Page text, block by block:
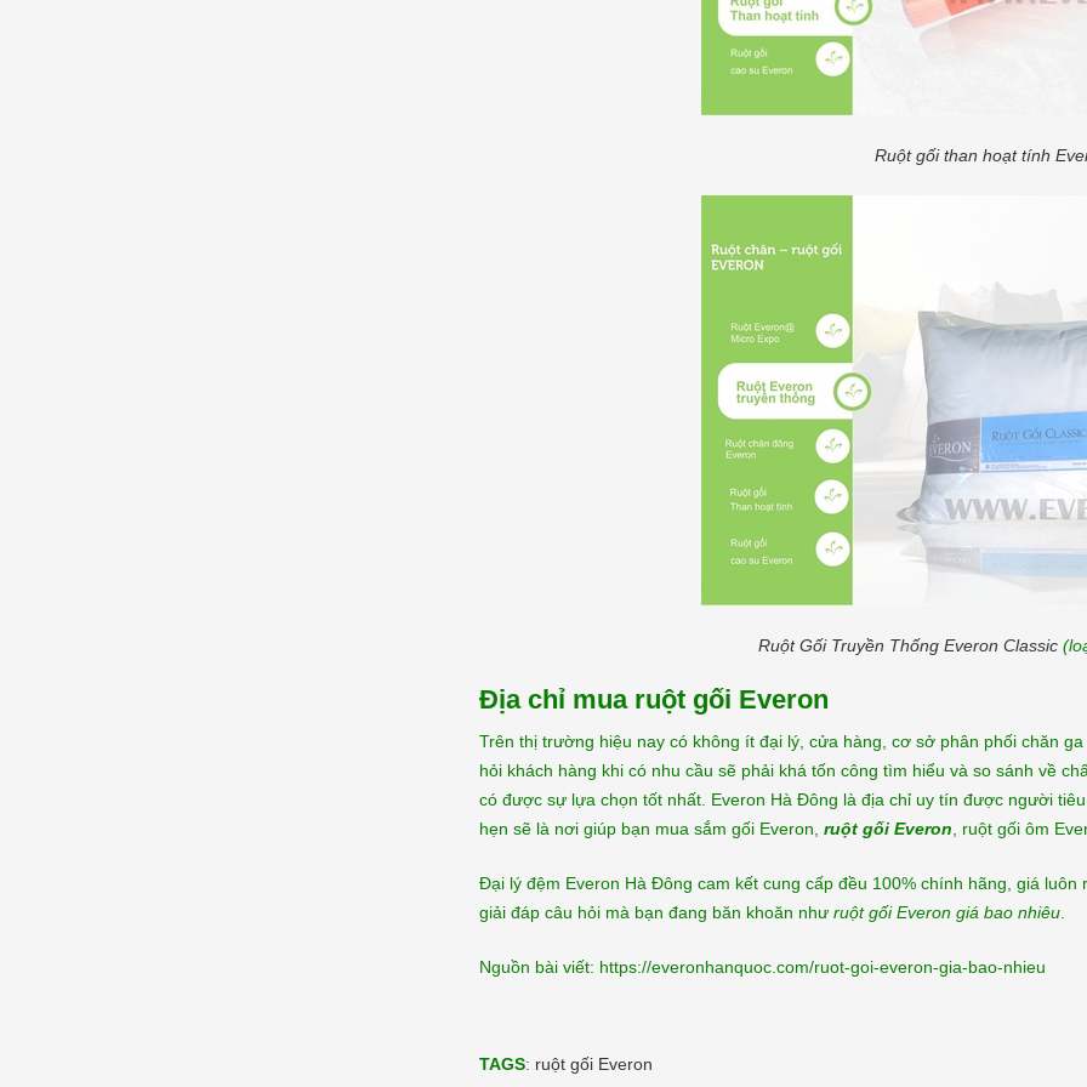
Ruột gối than hoạt tính
Ruột Gối Truyền Thống Everon Classic
Địa chỉ mua ruột gối Everon
Trên thị trường hiệu nay có không ít đại lý, cửa hàng, cơ sở phân phối chăn
hỏi khách hàng khi có nhu cầu sẽ phải khá tốn công tìm hiểu và so sánh về
có được sự lựa chọn tốt nhất. Everon Hà Đông là địa chỉ uy tín được người
hẹn sẽ là nơi giúp bạn mua sắm gối Everon, ruột gối Everon, ruột gối ôm
Đại lý đệm Everon Hà Đông cam kết cung cấp đều 100% chính hãng, giá
giải đáp câu hỏi mà bạn đang băn khoăn như ruột gối Everon giá bao nhiêu.
Nguồn bài viết: https://everonhanquoc.com/ruot-goi-everon-gia-bao-nhieu
TAGS: ruột gối Everon